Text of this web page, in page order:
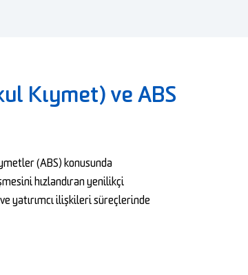
Kıymet) ve ABS
(ABS) konusunda
hızlandıran yenilikçi
yatırımcı ilişkileri süreçlerinde